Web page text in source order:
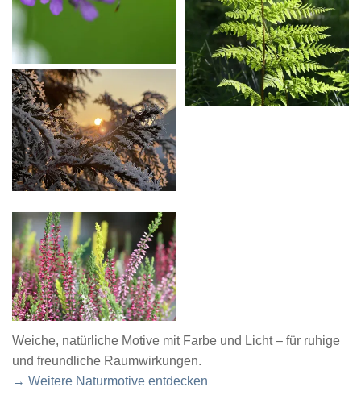
Weiche, natürliche Motive mit Farbe und Licht – für ruhige
und freundliche Raumwirkungen.
→ Weitere Naturmotive entdecken